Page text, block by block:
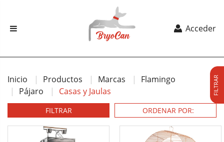
Acceder
Inicio Productos Marcas
Flamingo
Pájaro
Casas y Jaulas
FILTRAR
FILTRAR